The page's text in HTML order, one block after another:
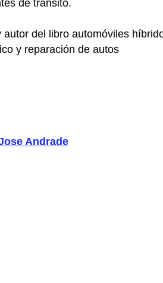
de tránsito.
del libro automóviles
y reparación de autos
Andrade